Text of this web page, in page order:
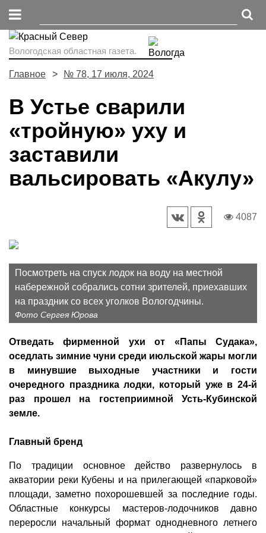
Вологодская областная газета.
Главное № 78, 17 июля, 2024
В Устье сварили
«тройную» уху и
заставили
вальсировать «Акулу»
4087
Посмотреть на спуск лодок на воду на местной
набережной собрались сотни зрителей, приехавших
на праздник со всех уголков Вологодчины.
Фото Сергея Юрова
Отведать фирменной ухи от «Папы Судака»,
оседлать зимние чуни среди июльской жары могли
в минувшие выходные участники и гости
очередного праздника лодки, который уже в 24-й
раз прошел на гостеприимной Усть-Кубинской
земле.
Главный бренд
По традиции основное действо развернулось в
акватории реки Кубены и на прилегающей «парковой»
площади, заметно похорошевшей за последние годы.
Областные конкурсы мастеров-лодочников давно
переросли начальный формат однодневного летнего